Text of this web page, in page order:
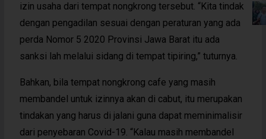
izin usaha dari tempat nongkrong tersebut. “Kita tindak
dengan pengadilan sesuai dengan peraturan yang ada
perda Nomor 5 2020 Provinsi Jawa Barat itu ada
sanksi lah melalui sidang di tempat tipiring,” tuturnya.
Bahkan, bila tempat nongkrong cafe yang masih
membandel untuk izinnya akan di cabut, itu merupakan
tindakan yang harus di jalani guna dapat meminimalisir
dari penyebaran Covid-19. “Kalau masih membandel